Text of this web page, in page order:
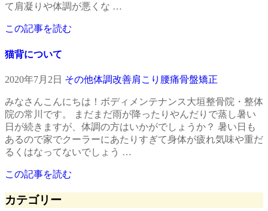
て肩凝りや体調が悪くな …
この記事を読む
猫背について
2020年7月2日 その他体調改善肩こり 腰痛骨盤矯正
みなさんこんにちは！ボディメンテナンス大垣整骨院・整体
院の常川です。 まだまだ雨が降ったりやんだりで蒸し暑い
日が続きますが、体調の方はいかがでしょうか？ 暑い日も
あるので家でクーラーにあたりすぎて身体が疲れ気味や重だ
るくはなってないでしょう …
この記事を読む
カテゴリー